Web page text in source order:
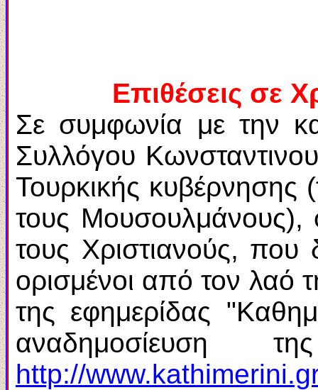
Επιθέσεις σε
Σε συμφωνία με την
Συλλόγου
Τουρκικής κυβέρνησης
τους Μουσουλμάνους),
τους Χριστιανούς, που
ορισμένοι από τον λαό
της εφημερίδας
αναδημοσίευση
http://